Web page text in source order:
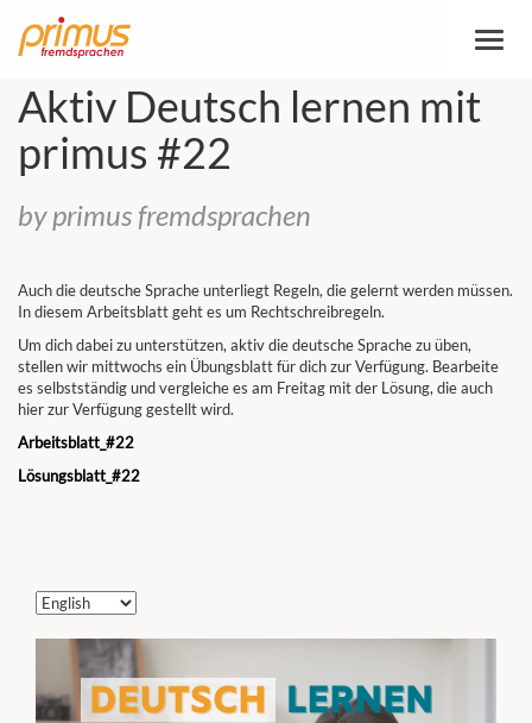
Toggle
Aktiv Deutsch lernen mit
primus #22
by primus fremdsprachen
Auch die deutsche Sprache unterliegt Regeln, die gelernt werden müssen.
In diesem Arbeitsblatt geht es um Rechtschreibregeln.
Um dich dabei zu unterstützen, aktiv die deutsche Sprache zu üben,
stellen wir mittwochs ein Übungsblatt für dich zur Verfügung. Bearbeite
es selbstständig und vergleiche es am Freitag mit der Lösung, die auch
hier zur Verfügung gestellt wird.
Arbeitsblatt_#22
Lösungsblatt_#22
Choose
language